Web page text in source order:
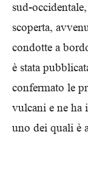
sud-
scoperta,
condotte a
è stata
confermato le
vulcani e ne ha
uno dei quali è